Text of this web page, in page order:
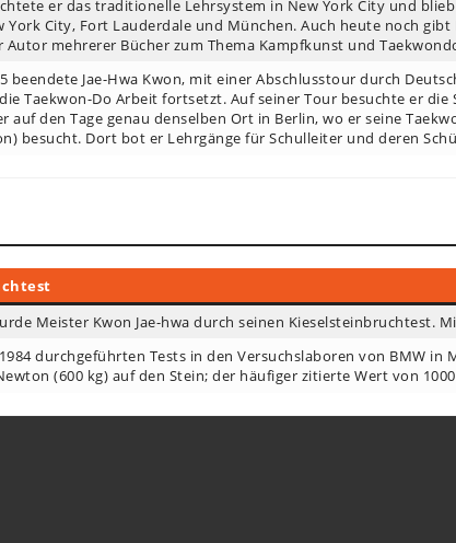
er das traditionelle Lehrsystem in New York City und
York City, Fort Lauderdale und München. Auch heute noch
Autor mehrerer Bücher zum Thema Kampfkunst und
beendete Jae-Hwa Kwon, mit einer Abschlusstour durch
Taekwon-Do Arbeit fortsetzt. Auf seiner Tour besuchte er
auf den Tage genau denselben Ort in Berlin, wo er seine
besucht. Dort bot er Lehrgänge für Schulleiter und deren
Meister Kwon Jae-hwa durch seinen Kieselsteinbruchtest.
durchgeführten Tests in den Versuchslaboren von BMW
(600 kg) auf den Stein; der häufiger zitierte Wert von